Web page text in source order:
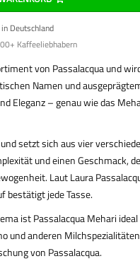
Deutschland
Kaffeeliebhabern
von Passalacqua und
Namen und
Eleganz – genau wie das
setzt sich aus vier
und einen Geschmack,
Laut Laura
bestätigt jede Tasse.
ist Passalacqua Mehari
und anderen
von Passalacqua.